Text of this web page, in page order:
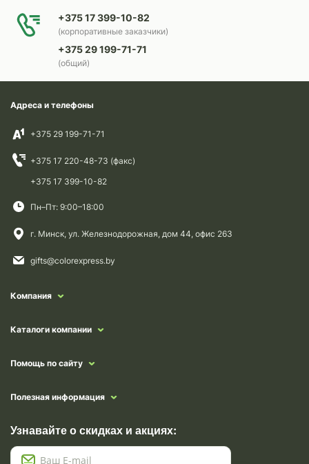
+375 17 399-10-82
(корпоративные заказчики)
+375 29 199-71-71
(общий)
Адреса и телефоны
+375 29 199-71-71
+375 17 220-48-73 (факс)
+375 17 399-10-82
Пн–Пт: 9:00–18:00
г. Минск, ул. Железнодорожная, дом 44, офис 263
gifts@colorexpress.by
Компания
Каталоги компании
Помощь по сайту
Полезная информация
Узнавайте о скидках и акциях: